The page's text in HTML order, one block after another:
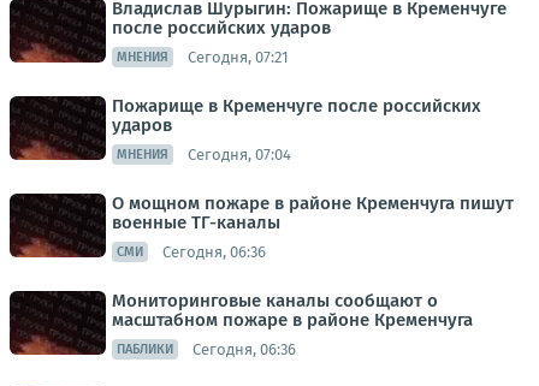
Владислав Шурыгин: Пожарище в Кременчуге
после российских ударов
МНЕНИЯ Сегодня, 07:21
Пожарище в Кременчуге после российских
ударов
МНЕНИЯ Сегодня, 07:04
О мощном пожаре в районе Кременчуга пишут
военные ТГ-каналы
СМИ Сегодня, 06:36
Мониторинговые каналы сообщают о
масштабном пожаре в районе Кременчуга
ПАБЛИКИ Сегодня, 06:36